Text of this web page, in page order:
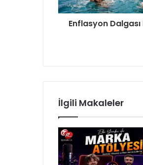
Enflasyon Dalgası
İlgili Makaleler